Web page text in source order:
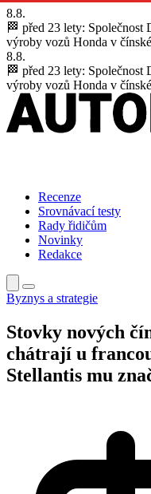
8.8.
🏁 před 23 lety: Společnost
výroby vozů Honda v
8.8.
🏁 před 23 lety: Společnost
výroby vozů Honda v
Recenze
Srovnávací testy
Rady řidičům
Novinky
Redakce
Byznys a strategie
Stovky nových
chátrají u
Stellantis mu